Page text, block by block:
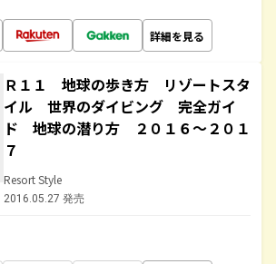
詳細を見る
Ｒ１１ 地球の歩き方 リゾートスタ
イル 世界のダイビング 完全ガイ
ド 地球の潜り方 ２０１６～２０１
７
Resort Style
2016.05.27 発売